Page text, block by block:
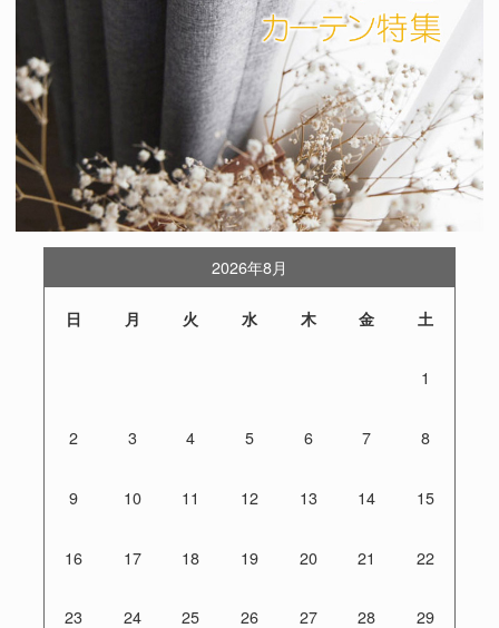
2026年8月
日 月 火 水 木 金 土
1
2 3 4 5 6 7 8
9 10 11 12 13 14 15
16 17 18 19 20 21 22
23 24 25 26 27 28 29